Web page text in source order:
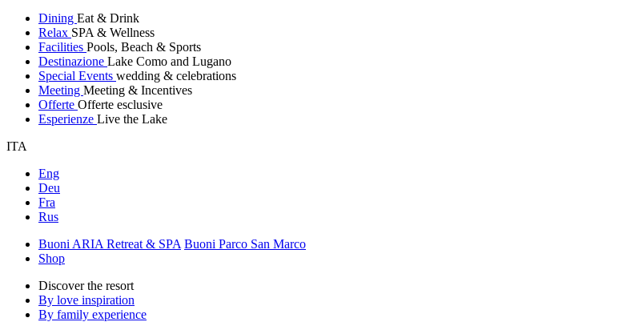
Dining Eat & Drink
Relax SPA & Wellness
Facilities Pools, Beach & Sports
Destinazione Lake Como and Lugano
Special Events wedding & celebrations
Meeting Meeting & Incentives
Offerte Offerte esclusive
Esperienze Live the Lake
ITA
Eng
Deu
Fra
Rus
Buoni ARIA Retreat & SPA Buoni Parco San Marco
Shop
Discover the resort
By love inspiration
By family experience